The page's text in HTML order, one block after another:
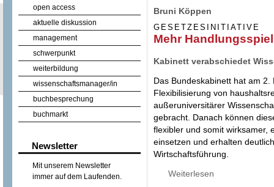
open access
aktuelle diskussion
management
schwerpunkt
weiterbildung
wissenschaftsmanager/in
buchbesprechung
buchmarkt
Newsletter
Mit unserem Newsletter
immer auf dem Laufenden.
Bruni Köppen
GESETZESINITIATIVE
Mehr
Kabinett verabschiedet
Das Bundeskabinett hat am
Flexibilisierung von
außeruniversitärer
gebracht. Danach können
flexibler und somit wirksamer,
einsetzen und erhalten
Wirtschaftsführung.
Weiterlesen